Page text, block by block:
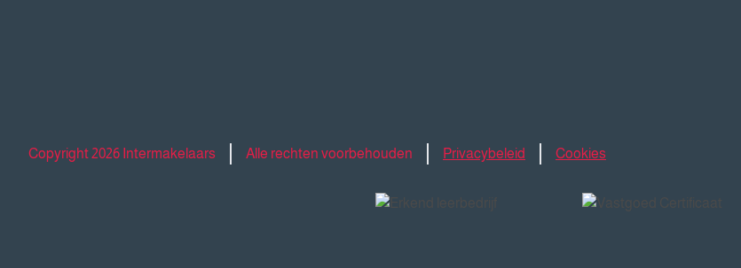
Copyright 2026 Intermakelaars Alle rechten voorbehouden Privacybeleid Cookies